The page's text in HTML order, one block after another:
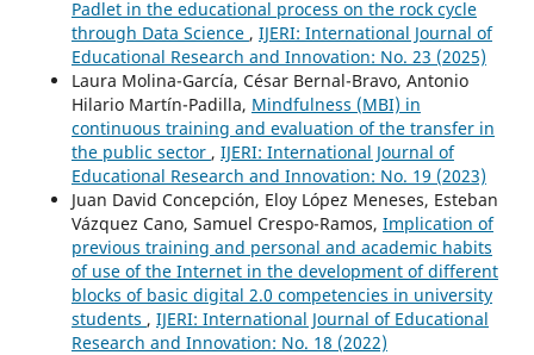
Padlet in the educational process on the rock cycle
through Data Science , IJERI: International Journal of
Educational Research and Innovation: No. 23 (2025)
Laura Molina-García, César Bernal-Bravo, Antonio
Hilario Martín-Padilla, Mindfulness (MBI) in
continuous training and evaluation of the transfer in
the public sector , IJERI: International Journal of
Educational Research and Innovation: No. 19 (2023)
Juan David Concepción, Eloy López Meneses, Esteban
Vázquez Cano, Samuel Crespo-Ramos, Implication of
previous training and personal and academic habits
of use of the Internet in the development of different
blocks of basic digital 2.0 competencies in university
students , IJERI: International Journal of Educational
Research and Innovation: No. 18 (2022)